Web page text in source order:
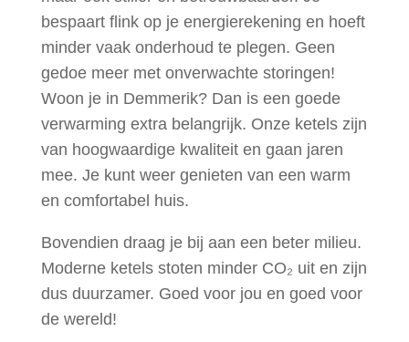
bespaart flink op je energierekening en hoeft
minder vaak onderhoud te plegen. Geen
gedoe meer met onverwachte storingen!
Woon je in Demmerik? Dan is een goede
verwarming extra belangrijk. Onze ketels zijn
van hoogwaardige kwaliteit en gaan jaren
mee. Je kunt weer genieten van een warm
en comfortabel huis.
Bovendien draag je bij aan een beter milieu.
Moderne ketels stoten minder CO₂ uit en zijn
dus duurzamer. Goed voor jou en goed voor
de wereld!